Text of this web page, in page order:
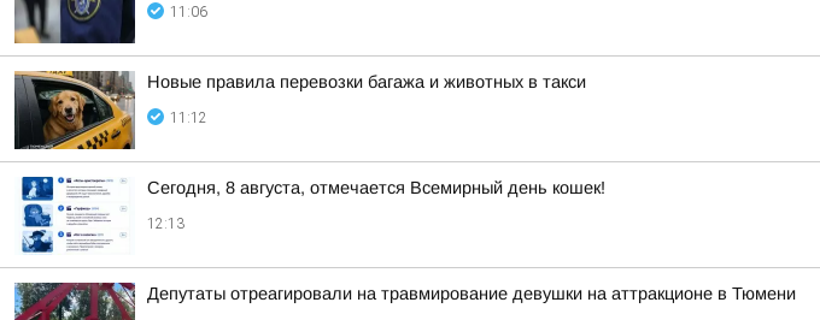
11:06
Новые правила перевозки багажа и животных в такси
11:12
Сегодня, 8 августа, отмечается Всемирный день кошек!
12:13
Депутаты отреагировали на травмирование девушки на аттракционе в Тюмени